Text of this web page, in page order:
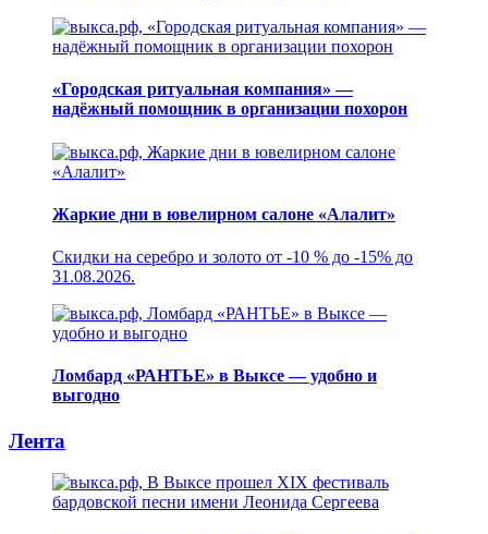
«Городская ритуальная компания» —
надёжный помощник в организации похорон
Жаркие дни в ювелирном салоне «Алалит»
Скидки на серебро и золото от -10 % до -15% до
31.08.2026.
Ломбард «РАНТЬЕ» в Выксе — удобно и
выгодно
Лента